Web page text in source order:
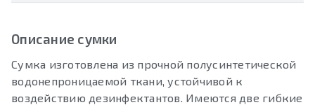
Описание сумки
Сумка изготовлена из прочной полусинтетической
водонепроницаемой ткани, устойчивой к
воздействию дезинфектантов. Имеются две гибкие